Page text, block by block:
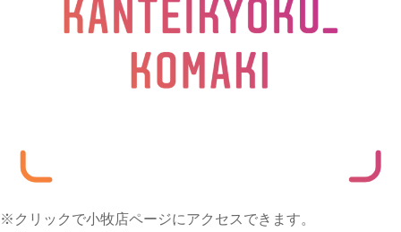
※クリックで小牧店ページにアクセスできます。